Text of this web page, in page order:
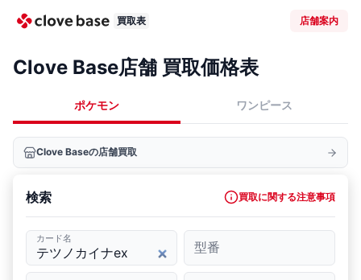
買取表 店舗案内
Clove Base店舗 買取価格表
ポケモン ワンピース
Clove Baseの店舗買取
検索 買取に関する注意事項
カード名
型番